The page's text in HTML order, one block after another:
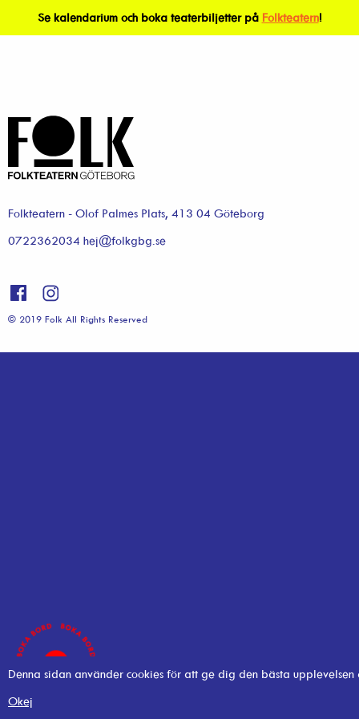
Se kalendarium och boka teaterbiljetter på Folkteatern!
Folkteatern - Olof Palmes Plats, 413 04 Göteborg
0722362034 hej@folkgbg.se
© 2019 Folk All Rights Reserved
Denna sidan använder cookies för att ge dig den bästa
Okej